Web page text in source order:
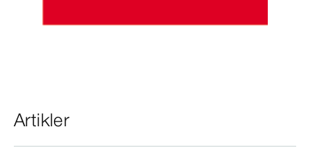
Artikler